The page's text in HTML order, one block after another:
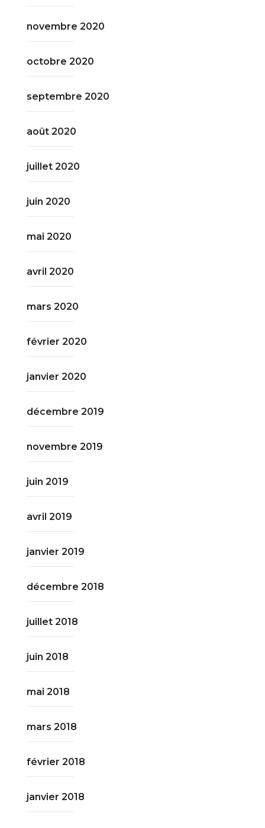
novembre 2020
octobre 2020
septembre 2020
août 2020
juillet 2020
juin 2020
mai 2020
avril 2020
mars 2020
février 2020
janvier 2020
décembre 2019
novembre 2019
juin 2019
avril 2019
janvier 2019
décembre 2018
juillet 2018
juin 2018
mai 2018
mars 2018
février 2018
janvier 2018